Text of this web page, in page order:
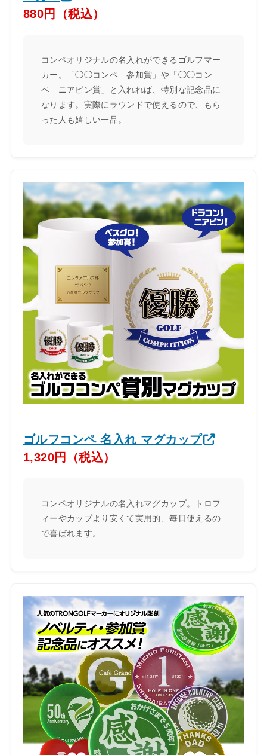
880円（税込）
コンペオリジナルの名入れができるゴルフマー
カー。「◯◯コンペ 参加賞」や「◯◯コン
ペ ニアピン賞」と入れれば、特別な記念品に
なります。実際にラウンドで使えるので、もら
った人も嬉しい一品。
ゴルフコンペ 名入れ マグカップ
1,320円（税込）
コンペオリジナルの名入れマグカップ。トロフ
ィーやカップより安くて実用的、毎日使えるの
で喜ばれます。